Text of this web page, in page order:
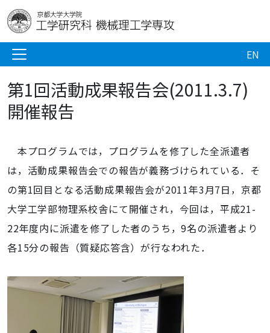
EN
第1回活動成果報告会(2011.3.7)
開催報告
本プログラムでは，プログラムを修了した全派遣者
は，活動成果報告会での報告が義務づけられている．そ
の第1回目となる活動成果報告会が2011年3月7日，京都
大学工学部物理系校舎にて開催され，今回は，平成21-
22年度内に派遣を修了した者のうち，9名の派遣者より
各15分の報告（質疑応答含）が行なわれた．